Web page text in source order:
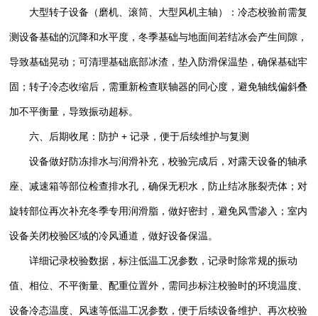
大型转子设备（磨机、滚筒、大型风机主轴）：冷态校验前需复
测设备基础的沉降和水平度，冬季基础与地面间若结冰会产生间隙，
导致基础晃动；可清理基础底部冰渣，垫入防滑保温垫，确保基础牢
固；转子冷态收缩后，需重新检查联轴器的同心度，避免轴线偏斜叠
加不平衡量，导致振动超标。
六、后期收尾：防护 + 记录，便于后续维护与复测
设备做好防冻排水与润滑补充，校验完成后，对露天设备的轴承
座、减速箱等部位检查排水孔，确保无积水，防止结冰胀裂壳体；对
旋转部位再次补充冬季专用润滑脂，做好密封，避免风雪渗入；室内
设备关闭校验区域的冷风通道，做好设备保温。
详细记录校验数据，标注低温工况参数，记录时除常规的振动
值、相位、不平衡量、配重位置外，需同步标注校验时的环境温度、
设备冷态温度、风速等低温工况参数，便于后续设备维护、再次校验